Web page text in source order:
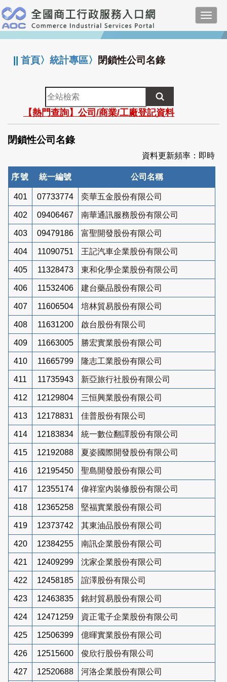
跳
到
主
要
:::
||首頁〉統計專區〉 閉鎖性公司名錄
全
站
檢
索
【熱門查詢】公司/商業/工廠登記資料
閉鎖性公司名錄
資料更新頻率：即時
序號 統一編號 公司名稱
401 07733774 奕華五金股份有限公司
402 09406467 南華通訊服務股份有限公司
403 09479186 富聖開發股份有限公司
404 11090751 王記汽車企業股份有限公司
405 11328473 東和化學企業股份有限公司
406 11532406 建台藥品股份有限公司
407 11606504 培林貿易股份有限公司
408 11631200 啟台股份有限公司
409 11663005 勝宏實業股份有限公司
410 11665799 隆志工業股份有限公司
411 11735943 新亞旅行社股份有限公司
412 12129804 三恒興業股份有限公司
413 12178831 佳普股份有限公司
414 12183834 統一數位翻譯股份有限公司
415 12192088 夏姿國際開發股份有限公司
416 12195450 聖島開發股份有限公司
417 12355174 偉祥室內裝修股份有限公司
418 12365258 堅福實業股份有限公司
419 12373742 其東油品股份有限公司
420 12384255 南訊企業股份有限公司
421 12409299 沈家企業股份有限公司
422 12458185 誼澤股份有限公司
423 12463835 銘封貿易股份有限公司
424 12471259 資正電子企業股份有限公司
425 12506399 億暉實業股份有限公司
426 12515600 俊欣行股份有限公司
427 12520688 河洛企業股份有限公司